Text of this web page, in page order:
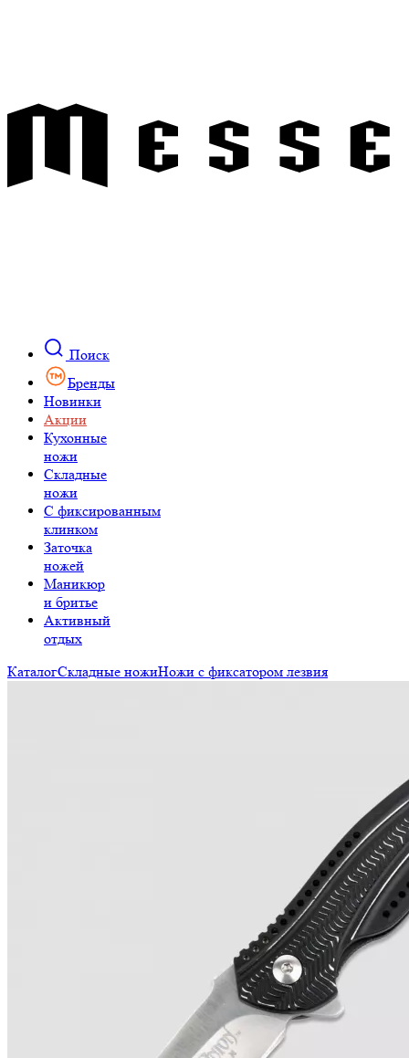
Поиск
Бренды
Новинки
Акции
Кухонные
ножи
Складные
ножи
C фиксированным
клинком
Заточка
ножей
Маникюр
и бритье
Активный
отдых
КаталогСкладные ножиНожи с фиксатором лезвия